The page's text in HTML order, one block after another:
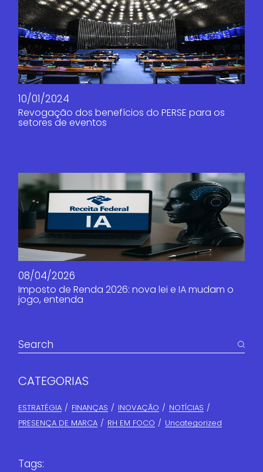
10/01/2024
Revogação dos benefícios do PERSE para os
setores de eventos
08/04/2026
Imposto de Renda 2026: nova lei e IA mudam o
jogo, entenda
CATEGORIAS
ESTRATÉGIA FINANÇAS​ INOVAÇÃO
NOTÍCIAS
PRESENÇA DE MARCA
RH EM FOCO Uncategorized
Tags: